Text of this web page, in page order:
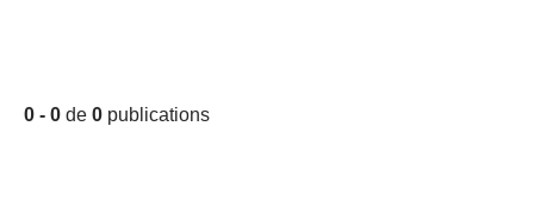
0 - 0 de 0 publications